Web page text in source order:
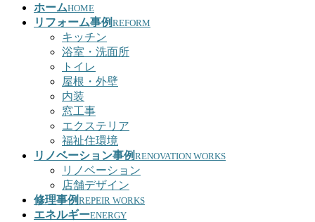
ホームHOME
リフォーム事例 REFORM
キッチン
浴室・洗面所
トイレ
屋根・外壁
内装
窓工事
エクステリア
福祉住環境
リノベーション事例 RENOVATION WORKS
リノベーション
店舗デザイン
修理事例 REPEIR WORKS
エネルギーENERGY